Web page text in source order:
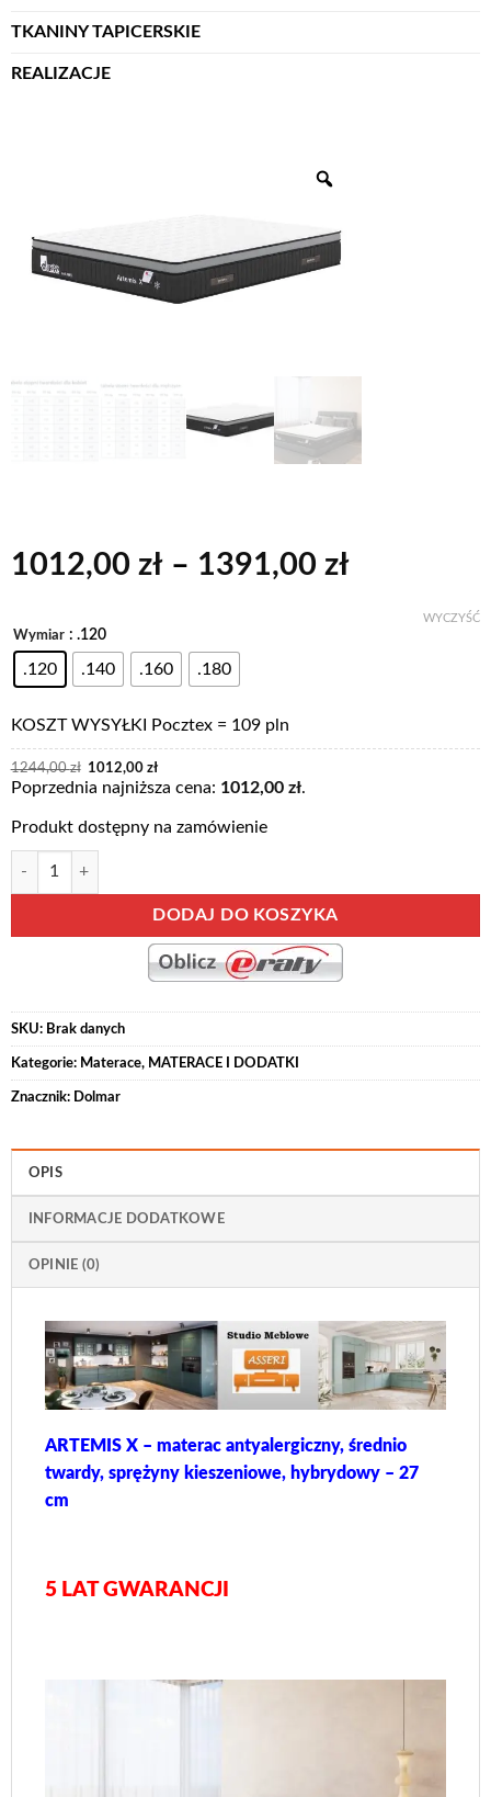
TKANINY TAPICERSKIE
REALIZACJE
1012,00 zł – 1391,00 złZakres
Wymiar : .120
.120 .140 .160 .180
WYCZYŚĆ
KOSZT WYSYŁKI Pocztex = 109 pln
1244,00zł
Pierwotna
cena
wynosiła:
1012,00złAktualna
wynosi:
Poprzednia najniższa cena: 1012,00 zł.
Produkt dostępny na zamówienie
ilość ARTEMIS X - materac antyalergiczny, średnio twardy, sprężyny
DODAJ DO KOSZYKA
Alternative:
SKU: Brak danych
Kategorie: Materace, MATERACE I DODATKI
Znacznik: Dolmar
OPIS
INFORMACJE DODATKOWE
OPINIE (0)
ARTEMIS X – materac antyalergiczny, średnio
twardy, sprężyny kieszeniowe, hybrydowy – 27
cm
5 LAT GWARANCJI